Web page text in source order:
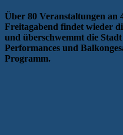
Über 80 Veranstaltungen
Freitagabend findet wieder
und überschwemmt die
Performances und
Programm.